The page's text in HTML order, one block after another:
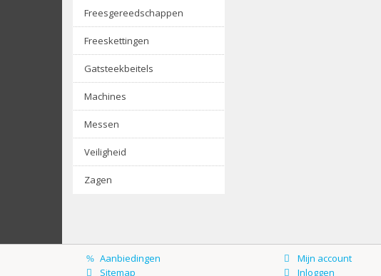
Freesgereedschappen
Freeskettingen
Gatsteekbeitels
Machines
Messen
Veiligheid
Zagen